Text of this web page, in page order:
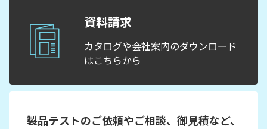
資料請求
カタログや会社案内のダウンロード
はこちらから
製品テストのご依頼やご相談、御見積など、